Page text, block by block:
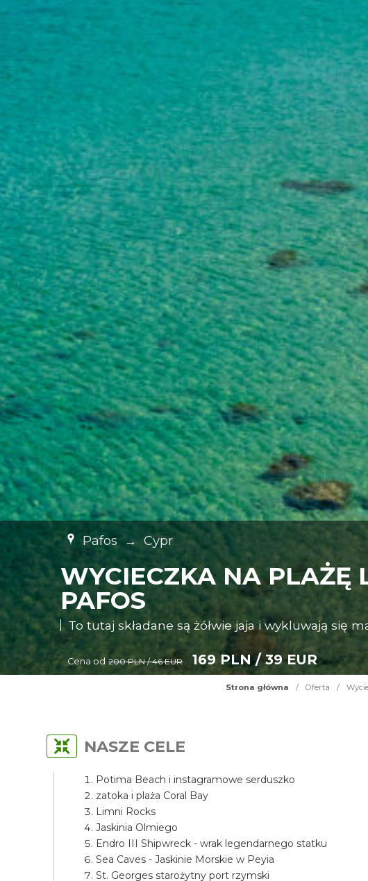
Pafos → Cypr
WYCIECZKA NA PLAŻĘ
PAFOS
To tutaj składane są żółwie jaja i wykluwają się
Cena od 200 PLN / 46 EUR 169 PLN / 39 EUR
Strona główna / Oferta /
NASZE CELE
Potima Beach i instagramowe serduszko
zatoka i plaża Coral Bay
Limni Rocks
Jaskinia Olmiego
Endro III Shipwreck - wrak legendarnego statku
Sea Caves - Jaskinie Morskie w Peyia
St. Georges starożytny port rzymski